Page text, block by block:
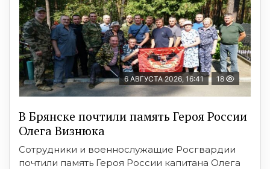
6 АВГУСТА 2026, 16:41 18
В Брянске почтили память Героя России
Олега Визнюка
Сотрудники и военнослужащие Росгвардии
почтили память Героя России капитана Олега